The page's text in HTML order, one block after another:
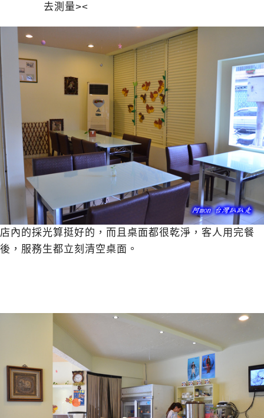
去測量><
店內的採光算挺好的，而且桌面都很乾淨，客人用完餐
後，服務生都立刻清空桌面。